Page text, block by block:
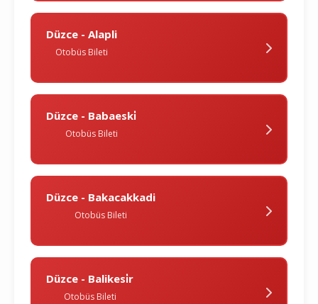
Düzce - Alapli
Otobüs Bileti
Düzce - Babaeski̇
Otobüs Bileti
Düzce - Bakacakkadi
Otobüs Bileti
Düzce - Balikesi̇r
Otobüs Bileti